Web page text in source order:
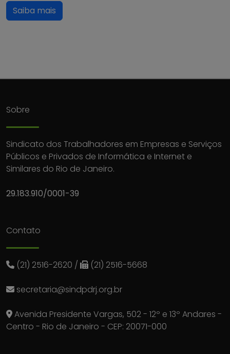
Saiba mais
Sobre
Sindicato dos Trabalhadores em Empresas e Serviços
Públicos e Privados de Informática e Internet e
Similares do Rio de Janeiro.
29.183.910/0001-39
Contato
(21) 2516-2620 / (21) 2516-5668
secretaria@sindpdrj.org.br
Avenida Presidente Vargas, 502 - 12º e 13º Andares -
Centro - Rio de Janeiro - CEP: 20071-000